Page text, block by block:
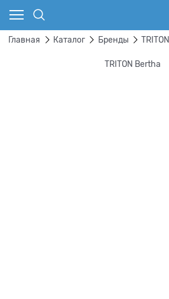
Главная Каталог Бренды TRITON
TRITON Bertha